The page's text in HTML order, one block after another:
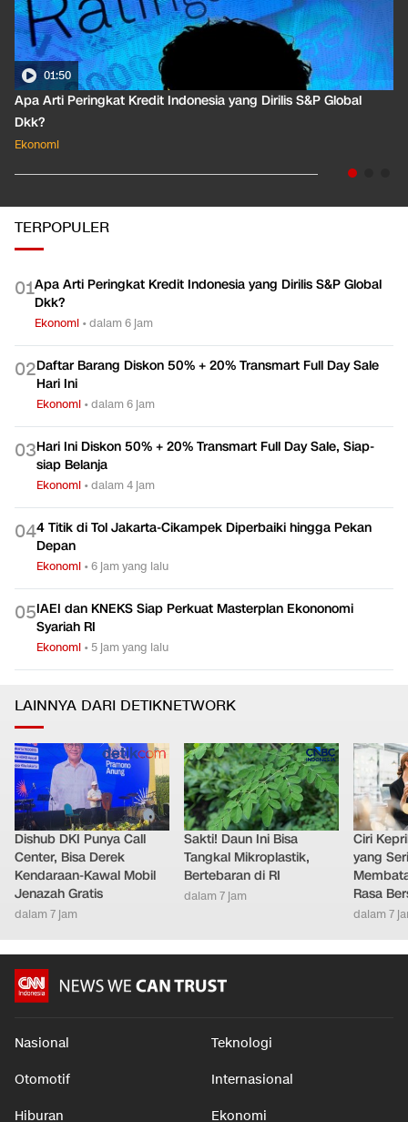
01:50
Apa Arti Peringkat Kredit Indonesia yang Dirilis S&P Global
Dkk?
Ekonomi
TERPOPULER
01Apa Arti Peringkat Kredit Indonesia yang Dirilis S&P Global
Dkk?
Ekonomi •dalam 6 jam
02Daftar Barang Diskon 50% + 20% Transmart Full Day Sale
Hari Ini
Ekonomi •dalam 6 jam
03Hari Ini Diskon 50% + 20% Transmart Full Day Sale, Siap-
siap Belanja
Ekonomi •dalam 4 jam
044 Titik di Tol Jakarta-Cikampek Diperbaiki hingga Pekan
Depan
Ekonomi •6 jam yang lalu
05IAEI dan KNEKS Siap Perkuat Masterplan Ekononomi
Syariah RI
Ekonomi • 5 jam yang lalu
LAINNYA DARI DETIKNETWORK
Dishub DKI Punya Call
Center, Bisa Derek
Kendaraan-Kawal Mobil
Jenazah Gratis
dalam 7 jam
Sakti! Daun Ini Bisa
Tangkal Mikroplastik,
Bertebaran di RI
dalam 7 jam
Ciri
yang
Rasa
dalam 7
Nasional Teknologi
Otomotif Internasional
Hiburan Ekonomi